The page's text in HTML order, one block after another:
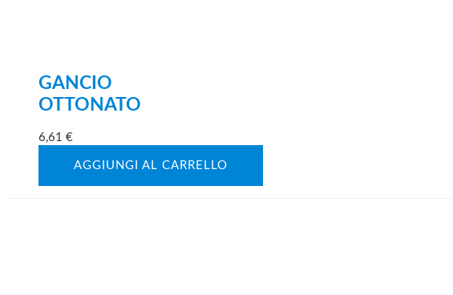
GANCIO
OTTONATO
6,61 €
AGGIUNGI AL CARRELLO